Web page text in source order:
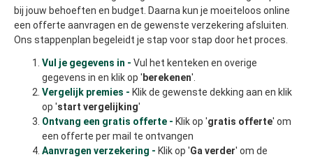
bij jouw behoeften en budget. Daarna kun je moeiteloos online
een offerte aanvragen en de gewenste verzekering afsluiten.
Ons stappenplan begeleidt je stap voor stap door het proces.
Vul je gegevens in - Vul het kenteken en overige
gegevens in en klik op ' berekenen'.
Vergelijk premies - Klik de gewenste dekking aan en klik
op 'start vergelijking'
Ontvang een gratis offerte - Klik op 'gratis offerte' om
een offerte per mail te ontvangen
Aanvragen verzekering - Klik op 'Ga verder' om de